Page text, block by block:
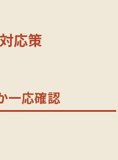
応策
一応確認